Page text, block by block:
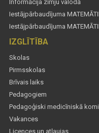
Informācija zīmju valodā
Iestājpārbaudījuma
Iestājpārbaudījuma
IZGLĪTĪBA
Skolas
Pirmsskolas
Brīvais laiks
Pedagogiem
Pedagoģiski medicīniskā
Vakances
Licences un atļaujas